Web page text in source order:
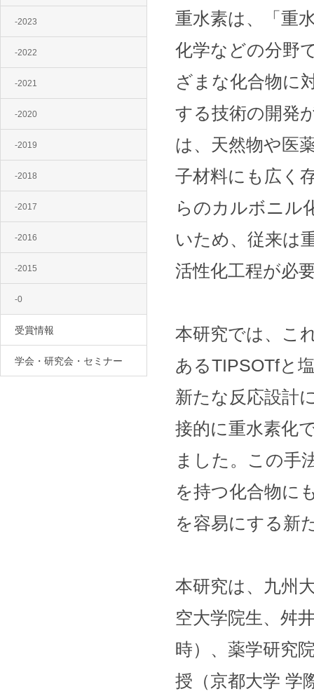
-2023
-2022
-2021
-2020
-2019
-2018
-2017
-2016
-2015
-0
受賞情報
学会・研究会・セミナー
重水素は、「重
化学などの分野
ざまな化合物に
する技術の開発
は、天然物や医
子材料にも広く
らのカルボニル
いため、従来は
活性化工程が必
本研究では、こ
あるTIPSOTfと
新たな反応設計
接的に重水素化
ました。この手
を持つ化合物に
を容易にする新
本研究は、九州
空大学院生、舛
時）、薬学研究
授（京都大学 学